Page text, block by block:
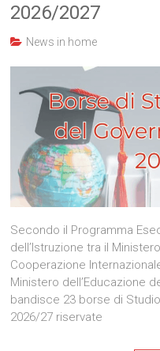
2026/2027
News in home
Secondo il Programma
dell’Istruzione tra il
Cooperazione
Ministero dell’Educazione
bandisce 23 borse di
2026/27 riservate